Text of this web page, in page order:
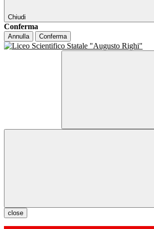
Chiudi
Conferma
Annulla Conferma
close